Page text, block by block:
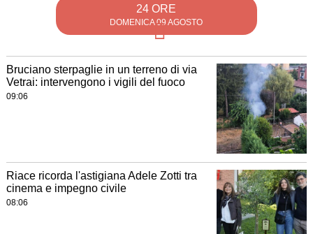
24 ORE
DOMENICA 09 AGOSTO
Bruciano sterpaglie in un terreno di via
Vetrai: intervengono i vigili del fuoco
09:06
Riace ricorda l'astigiana Adele Zotti tra
cinema e impegno civile
08:06